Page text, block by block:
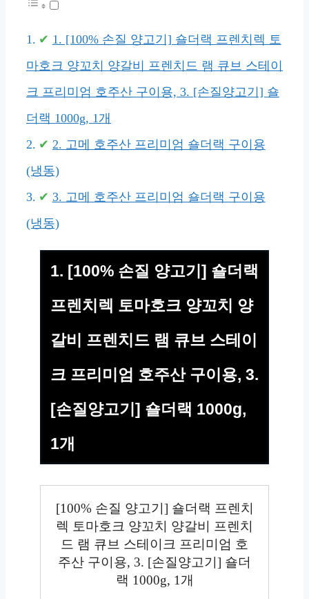
1. [100% 손질 양고기] 숄더랙 프렌치렉 토
마호크 양꼬치 양갈비 프렌치드 램 큐브 스테이
크 프리미엄 호주산 구이용, 3. [손질양고기] 숄
더랙 1000g, 1개
2. 고메 호주산 프리미엄 숄더랙 구이용
(냉동)
3. 고메 호주산 프리미엄 숄더랙 구이용
(냉동)
1. [100% 손질 양고기] 숄더랙
프렌치렉 토마호크 양꼬치 양
갈비 프렌치드 램 큐브 스테이
크 프리미엄 호주산 구이용, 3.
[손질양고기] 숄더랙 1000g,
1개
[100% 손질 양고기] 숄더랙 프렌치
렉 토마호크 양꼬치 양갈비 프렌치
드 램 큐브 스테이크 프리미엄 호
주산 구이용, 3. [손질양고기] 숄더
랙 1000g, 1개